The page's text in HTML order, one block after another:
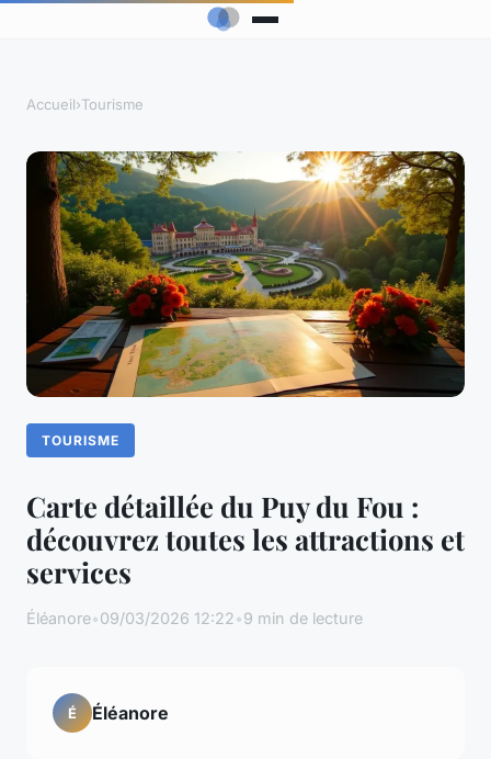
Accueil›Tourisme
TOURISME
Carte détaillée du Puy du Fou :
découvrez toutes les attractions et
services
Éléanore•09/03/2026 12:22•9 min de lecture
É Éléanore